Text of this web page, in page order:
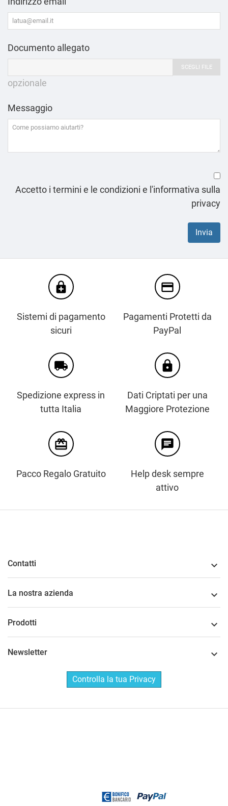
Documento allegato
SCEGLI FILE
opzionale
Messaggio
Accetto i termini e le condizioni e l'informativa sulla
privacy
enhanced_encryption
Sistemi di pagamento
sicuri
credit_card
Pagamenti Protetti da
PayPal
local_shipping
Spedizione express in
tutta Italia
https
Dati Criptati per una
Maggiore Protezione
card_giftcard
Pacco Regalo Gratuito
chat
Help desk sempre
attivo
Contatti 
La nostra azienda 
Prodotti 
Newsletter 
Controlla la tua Privacy